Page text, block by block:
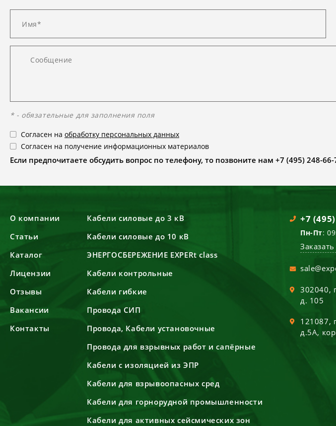
* - обязательные для заполнения поля
Согласен на обработку персональных данных
Согласен на получение информационных материалов
Если предпочитаете обсудить вопрос по телефону, то позвоните нам +7 (495) 248-
О компании
Статьи
Каталог
Лицензии
Отзывы
Вакансии
Контакты
Кабели силовые до 3 кВ
Кабели силовые до 10 кВ
ЭНЕРГОСБЕРЕЖЕНИЕ EXPERt class
Кабели контрольные
Кабели гибкие
Провода СИП
Провода, Кабели установочные
Провода для взрывных работ и сапёрные
Кабели с изоляцией из ЭПР
Кабели для взрывоопасных сред
Кабели для горнорудной промышленности
Кабели для активных сейсмических зон
+7 (495)
Пн-Пт:
302040,
д. 105
121087,
д.5А,